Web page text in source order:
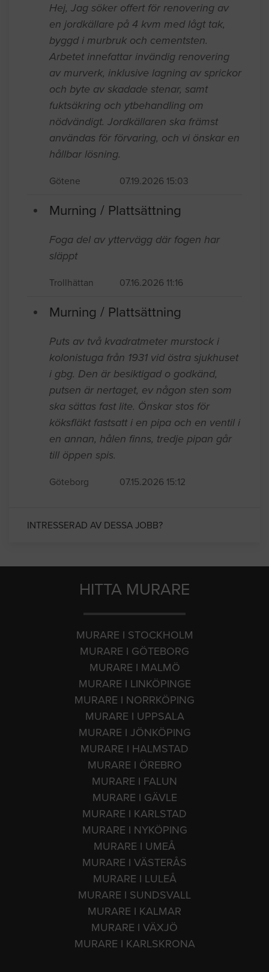
Hej, Jag söker offert för renovering av
en jordkällare på 4 kvm med lågt tak,
byggd i murbruk och cementsten.
Arbetet innefattar invändig renovering
av murverk, inklusive lagning av sprickor
och byte av skadade stenar, samt
fuktsäkring och ytbehandling om
nödvändigt. Jordkällaren ska främst
användas för förvaring, och vi önskar en
hållbar lösning.
Götene 07.19.2026 15:03
Murning / Plattsättning
Foga del av yttervägg där fogen har
släppt
Trollhättan 07.16.2026 11:16
Murning / Plattsättning
Puts av två kvadratmeter murstock i
kolonistuga från 1931 vid östra sjukhuset
i gbg. Den är besiktigad o godkänd,
putsen är nertaget, ev någon sten som
ska sättas fast lite. Önskar stos för
köksfläkt fastsatt i en pipa och en ventil i
en annan, hålen finns, tredje pipan går
till öppen spis.
Göteborg 07.15.2026 15:12
INTRESSERAD AV DESSA JOBB?
HITTA MURARE
MURARE I STOCKHOLM
MURARE I GÖTEBORG
MURARE I MALMÖ
MURARE I LINKÖPINGE
MURARE I NORRKÖPING
MURARE I UPPSALA
MURARE I JÖNKÖPING
MURARE I HALMSTAD
MURARE I ÖREBRO
MURARE I FALUN
MURARE I GÄVLE
MURARE I KARLSTAD
MURARE I NYKÖPING
MURARE I UMEÅ
MURARE I VÄSTERÅS
MURARE I LULEÅ
MURARE I SUNDSVALL
MURARE I KALMAR
MURARE I VÄXJÖ
MURARE I KARLSKRONA